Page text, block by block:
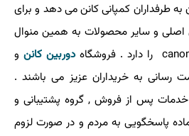
به طرفداران کمپانی کانن می دهد و برای
اصلی و سایر محصولات به همین منوال
دوربین کاننو
رسانی به خریداران عزیز می باشند .
پس از فروش , گروه پشتیبانی و
پاسخگویی به مردم و در صورت لزوم